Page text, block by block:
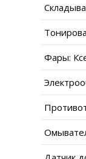
Фары: